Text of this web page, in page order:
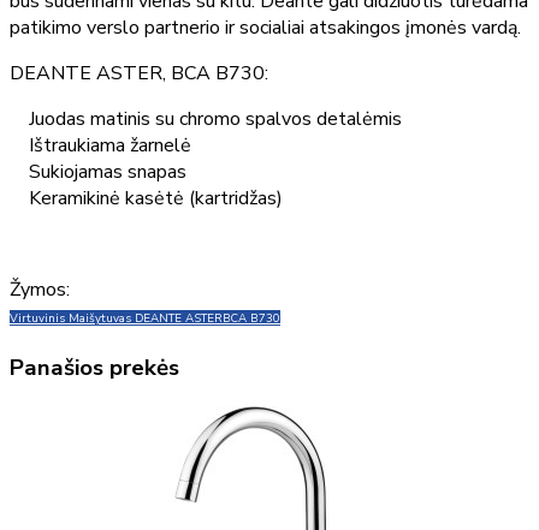
patikimo verslo partnerio ir socialiai atsakingos įmonės vardą.
DEANTE ASTER, BCA B730:
Juodas matinis su chromo spalvos detalėmis
Ištraukiama žarnelė
Sukiojamas snapas
Keramikinė kasėtė (kartridžas)
Žymos:
Virtuvinis Maišytuvas DEANTE ASTERBCA B730
Panašios prekės